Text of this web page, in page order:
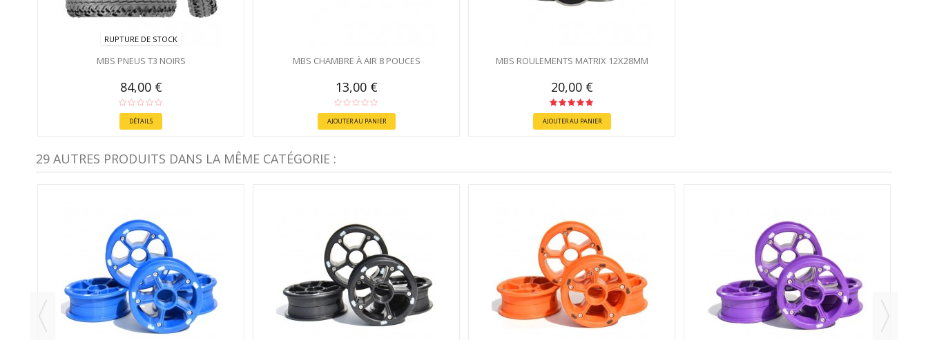
RUPTURE DE STOCK
MBS PNEUS T3 NOIRS
84,00 €
DÉTAILS
MBS CHAMBRE À AIR 8 POUCES
13,00 €
AJOUTER AU PANIER
MBS ROULEMENTS MATRIX 12X28MM
20,00 €
AJOUTER AU PANIER
29 AUTRES PRODUITS DANS LA MÊME CATÉGORIE :